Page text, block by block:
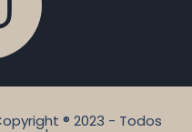
® 2023 - Todos